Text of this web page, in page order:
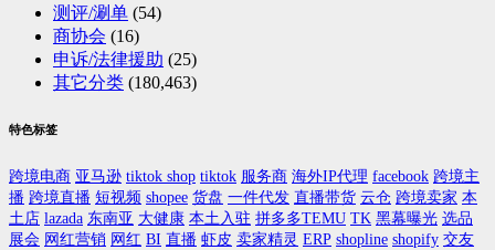
测评/涮单 (54)
商协会 (16)
申诉/法律援助 (25)
其它分类 (180,463)
特色标签
跨境电商 亚马逊 tiktok shop tiktok 服务商 海外IP代理 facebook 跨境主
播 跨境直播 短视频 shopee 货盘 一件代发 直播带货 云仓 跨境卖家 本
土店 lazada 东南亚 大健康 本土入驻 拼多多TEMU TK 黑幕曝光 选品
展会 网红营销 网红 BI 直播 虾皮 卖家精灵 ERP shopline shopify 交友